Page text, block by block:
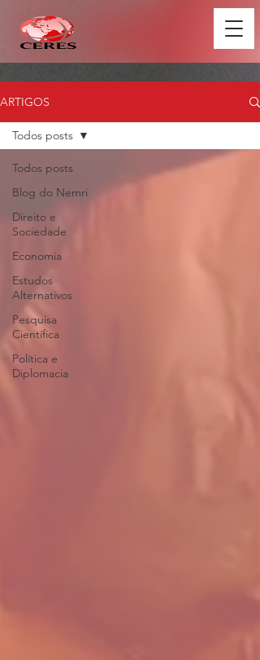
ARTIGOS
Todos posts
Blog do Nemri
Direito e
Sociedade
Economia
Estudos
Alternativos
Pesquisa
Científica
Política e
Diplomacia
Todos posts